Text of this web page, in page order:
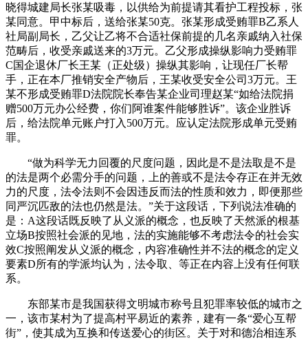
晓得城建局长张某吸毒，以供给为前提请其看护工程投标，张
某同意。甲中标后，送给张某50克。张某形成受贿罪B乙系人
社局副局长，乙父让乙将不合适社保前提的几名亲戚纳入社保
范畴后，收受亲戚送来的3万元。乙父形成操纵影响力受贿罪
C国企退休厂长王某（正处级）操纵其影响，让现任厂长帮
手，正在本厂推销安全产物后，王某收受安全公司3万元。王
某不形成受贿罪D法院院长奉告某企业司理赵某“如给法院捐
赠500万元办公经费，你们阿谁案件能够胜诉”。该企业胜诉
后，给法院单元账户打入500万元。应认定法院形成单元受贿
罪。
“做为科学无力回覆的尺度问题，因此是不是法取是不是
的法是两个必需分手的问题，上的善或不是法令存正在并无效
力的尺度，法令法则不会因违反而法的性质和效力，即便那些
同严沉匹敌的法也仍然是法。”关于这段话，下列说法准确的
是：A这段话既反映了从义派的概念，也反映了天然派的根基
立场B按照社会派的见地，法的实施能够不考虑法令的社会实
效C按照阐发从义派的概念，内容准确性并不法的概念的定义
要素D所有的学派均认为，法令取、等正在内容上没有任何联
系。
东部某市是我国获得文明城市称号且犯罪率较低的城市之
一，该市某村为了提高村平易近的素养，建有一条“爱心互帮
街”，使其成为互换和传送爱心的街区。关于对和德治相连系